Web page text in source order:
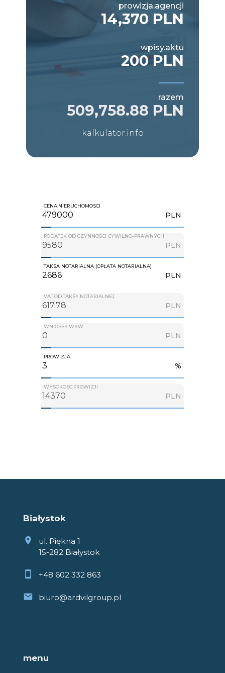
prowizja.agencji
14,370 PLN
wpisy.aktu
200 PLN
razem
509,758.88 PLN
kalkulator.info
CENA.NIERUCHOMOSCI
PLN
PODATEK OD CZYNNOŚCI CYWILNO-PRAWNYCH
PLN
TAKSA NOTARIALNA (OPŁATA NOTARIALNA)
PLN
VAT.OD.TAKSY.NOTARIALNEJ
PLN
WNIOSEK.WKW
PLN
PROWIZJA
%
WYSOKOSC.PROWIZJI
PLN
Białystok
ul. Piękna 1
15-282 Białystok
+48 602 332 863
biuro@ardvilgroup.pl
menu